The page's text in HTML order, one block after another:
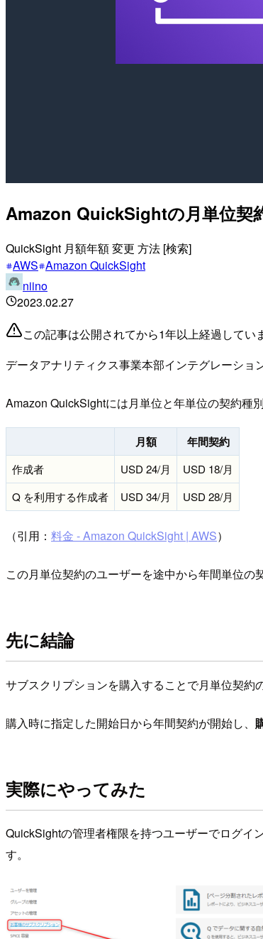
Amazon QuickSightの⽉単位契
QuickSight 月額年額 変更 方法 [検索]
AWS Amazon QuickSight
niino
2023.02.27
この記事は公開されてから1年以上経過してい
データアナリティクス事業本部インテグレーショ
Amazon QuickSightには月単位と年単位の契約種
月額 年間契約
作成者 USD 24/月
USD 18/月
Q を利用する作成者
USD 34/月 USD 28/月
（引用： 料金 - Amazon QuickSight | AWS）
この月単位契約のユーザーを途中から年間単位の
先に結論
サブスクリプションを購入することで⽉単位契約
購入時に指定した開始日から年間契約が開始し、
実際にやってみた
QuickSightの管理者権限を持つユーザーでログ
す。